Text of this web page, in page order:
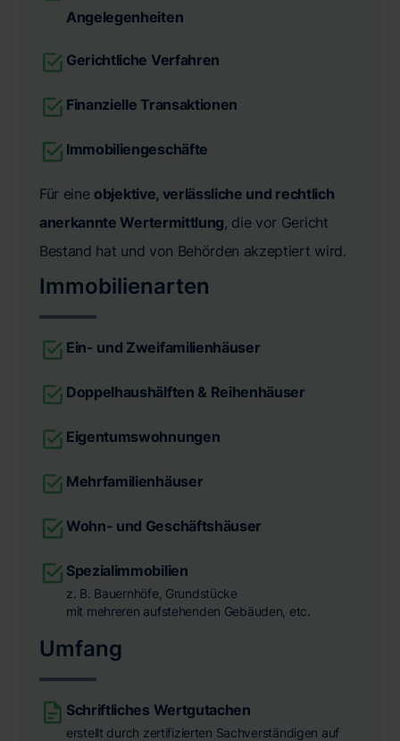
Angelegenheiten
Gerichtliche Verfahren
Finanzielle Transaktionen
Immobiliengeschäfte
Für eine objektive, verlässliche und rechtlich
anerkannte Wertermittlung, die vor Gericht
Bestand hat und von Behörden akzeptiert wird.
Immobilienarten
Ein- und Zweifamilienhäuser
Doppelhaushälften & Reihenhäuser
Eigentumswohnungen
Mehrfamilienhäuser
Wohn- und Geschäftshäuser
Spezialimmobilien
z. B. Bauernhöfe, Grundstücke
mit mehreren aufstehenden Gebäuden, etc.
Umfang
Schriftliches Wertgutachen
erstellt durch zertifizierten Sachverständigen auf